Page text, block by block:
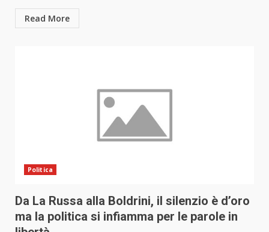
Read More
Politica
Da La Russa alla Boldrini, il silenzio è d’oro
ma la politica si infiamma per le parole in